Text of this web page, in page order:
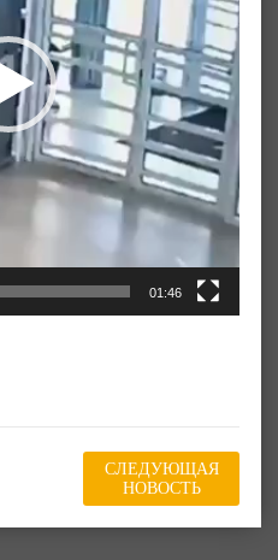
01:46
СЛЕДУЮЩАЯ
НОВОСТЬ